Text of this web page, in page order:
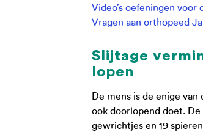
Video’s oefeningen voor
Vragen aan orthopeed
Slijtage
lopen
De mens is de enige
ook doorlopend doet.
gewrichtjes en 19